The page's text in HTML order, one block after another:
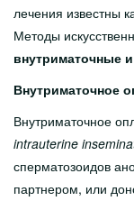
лечения известны
Методы
внутриматочные
Внутриматочное
Внутриматочное
intrauterine
сперматозоидов
партнером, или